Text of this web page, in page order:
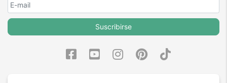
Suscribirse